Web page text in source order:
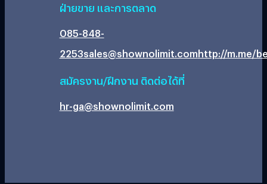
ฝ่ายขาย และการตลาด
085-848-
2253sales@shownolimit.comhttp://m.me/
สมัครงาน/ฝึกงาน ติดต่อได้ที่
hr-ga@shownolimit.com